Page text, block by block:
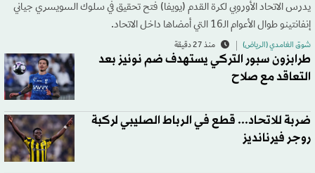
يدرس الاتحاد الأوروبي لكرة القدم (يويفا) فتح تحقيق في سلوك السويسري جياني
إنفانتينو طوال الأعوام الـ16 التي أمضاها داخل الاتحاد.
شوق الغامدي (الرياض) منذ 27 دقيقة
طرابزون سبور التركي يستهدف ضم نونيز بعد
التعاقد مع صلاح
ضربة للاتحاد... قطع في الرباط الصليبي لركبة
روجر فيرنانديز